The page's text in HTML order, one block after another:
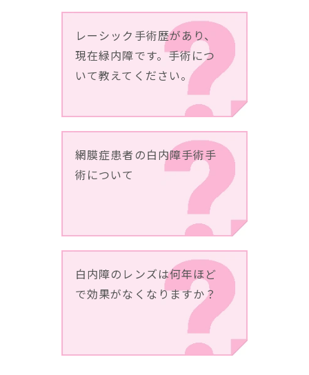
レーシック手術歴があり、
現在緑内障です。手術につ
いて教えてください。
網膜症患者の白内障手術手
術について
白内障のレンズは何年ほど
で効果がなくなりますか？